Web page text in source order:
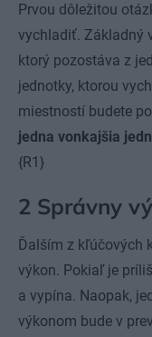
Prvou dôležitou
vychladiť. Základný
ktorý pozostáva z
jednotky, ktorou
miestností budete
jedna vonkajšia
{R1}
2 Správny
Ďalším z kľúčových
výkon. Pokiaľ je
a vypína. Naopak,
výkonom bude v